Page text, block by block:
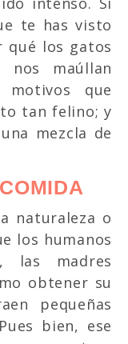
te has visto
qué los gatos
maúllan
motivos que
tan felino; y
mezcla de
naturaleza o
los humanos
las madres
obtener su
pequeñas
bien, ese